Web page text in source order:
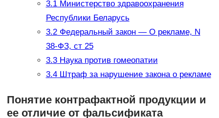
3.1Министерство здравоохранения
Республики Беларусь
3.2Федеральный закон — О рекламе, N
38-ФЗ, ст 25
3.3Наука против гомеопатии
3.4Штраф за нарушение закона о рекламе
Понятие контрафактной продукции и
ее отличие от фальсификата